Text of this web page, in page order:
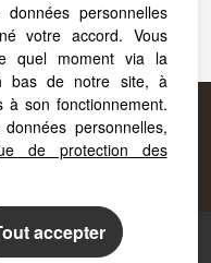
ce bien est exposé sont
, votre agence à
!
personnelles
votre accord. Vous
quel moment via la
bas de notre site, à
à son fonctionnement.
personnelles,
de protection des
accepter